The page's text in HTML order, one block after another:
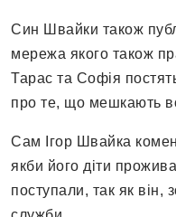
Син Швайки також
мережа якого також
Тарас та Софія
про те, що мешкають
Сам Ігор Швайка
якби його діти
поступали, так як він,